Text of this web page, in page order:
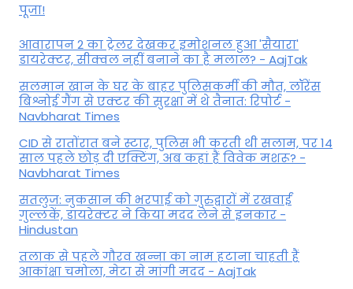
पूजा!
आवारापन 2 का ट्रेलर देखकर इमोशनल हुआ 'सैयारा'
डायरेक्टर, सीक्वल नहीं बनाने का है मलाल? - AajTak
सलमान खान के घर के बाहर पुलिसकर्मी की मौत, लॉरेंस
बिश्नोई गैंग से एक्टर की सुरक्षा में थे तैनात: रिपोर्ट -
Navbharat Times
CID से रातोंरात बने स्टार, पुलिस भी करती थी सलाम, पर 14
साल पहले छोड़ दी एक्टिंग, अब कहां हैं विवेक मशरू? -
Navbharat Times
सतलुज: नुकसान की भरपाई को गुरुद्वारों में रखवाईं
गुल्लकें, डायरेक्टर ने किया मदद लेने से इनकार -
Hindustan
तलाक से पहले गौरव खन्ना का नाम हटाना चाहती हैं
आकांक्षा चमोला, मेटा से मांगी मदद - AajTak